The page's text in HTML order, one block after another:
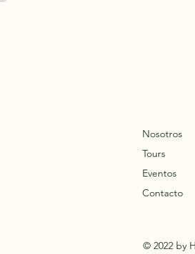
Nosotros
Tours
Eventos
Contacto
© 2022 by